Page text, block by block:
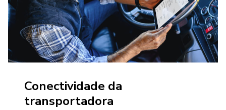
Conectividade da
transportadora